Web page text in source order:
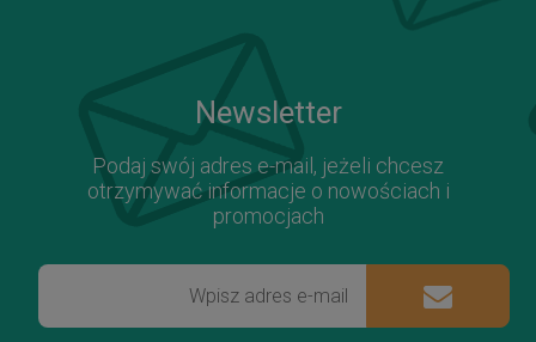
Newsletter
Podaj swój adres e-mail, jeżeli chcesz
otrzymywać informacje o nowościach i
promocjach